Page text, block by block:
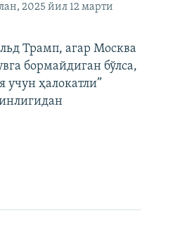
2025 йил 12 марти
Трамп, агар Москва
бормайдиган бўлса,
учун ҳалокатли”